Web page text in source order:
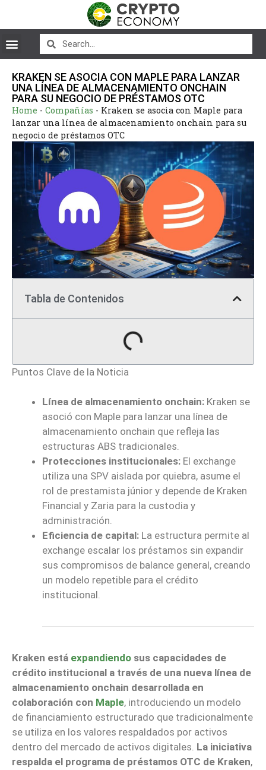
KRAKEN SE ASOCIA CON MAPLE PARA LANZAR
UNA LÍNEA DE ALMACENAMIENTO ONCHAIN
PARA SU NEGOCIO DE PRÉSTAMOS OTC
Home - Compañías - Kraken se asocia con Maple para
lanzar una línea de almacenamiento onchain para su
negocio de préstamos OTC
Tabla de Contenidos
Puntos Clave de la Noticia
Línea de almacenamiento onchain: Kraken se
asoció con Maple para lanzar una línea de
almacenamiento onchain que refleja las
estructuras ABS tradicionales.
Protecciones institucionales: El exchange
utiliza una SPV aislada por quiebra, asume el
rol de prestamista júnior y depende de Kraken
Financial y Zaria para la custodia y
administración.
Eficiencia de capital: La estructura permite al
exchange escalar los préstamos sin expandir
sus compromisos de balance general, creando
un modelo repetible para el crédito
institucional.
Kraken está expandiendo sus capacidades de
crédito institucional a través de una nueva línea de
almacenamiento onchain desarrollada en
colaboración con Maple, introduciendo un modelo
de financiamiento estructurado que tradicionalmente
se utiliza en los valores respaldados por activos
dentro del mercado de activos digitales. La iniciativa
respalda el programa de préstamos OTC de Kraken,